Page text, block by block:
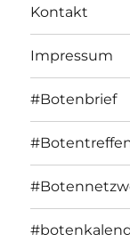
Kontakt
Impressum
#Botenbrief